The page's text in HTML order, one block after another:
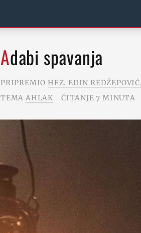
Adabi spavanja
PRIPREMIO HFZ. EDIN
TEMA AHLAK ČITANJE 7 MINUTA